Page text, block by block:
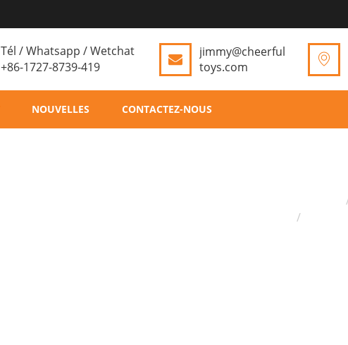
Tél / Whatsapp / Wetchat
+86-1727-8739-419
jimmy@cheerful
toys.com
NOUVELLES CONTACTEZ-NOUS